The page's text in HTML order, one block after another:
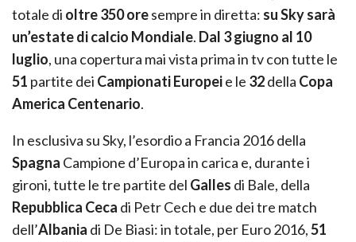
totale di oltre350 oresempre in diretta: su Sky sarà
un’estate di calcio Mondiale. Dal 3 giugno al 10
luglio, una copertura mai vista prima in tv con tutte le
51 partite dei Campionati Europeie le 32della Copa
America Centenario.
In esclusiva su Sky, l’esordio a Francia 2016 della
Spagna Campione d’Europa in carica e, durante i
gironi, tutte le tre partite del Galles di Bale, della
Repubblica Ceca di Petr Cech e due dei tre match
dell’Albania di De Biasi: in totale, per Euro 2016,51